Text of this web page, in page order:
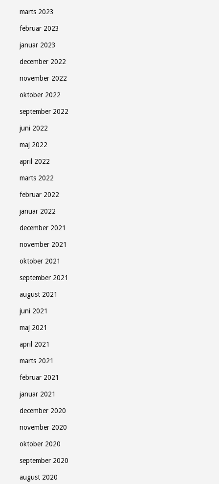
marts 2023
februar 2023
januar 2023
december 2022
november 2022
oktober 2022
september 2022
juni 2022
maj 2022
april 2022
marts 2022
februar 2022
januar 2022
december 2021
november 2021
oktober 2021
september 2021
august 2021
juni 2021
maj 2021
april 2021
marts 2021
februar 2021
januar 2021
december 2020
november 2020
oktober 2020
september 2020
august 2020